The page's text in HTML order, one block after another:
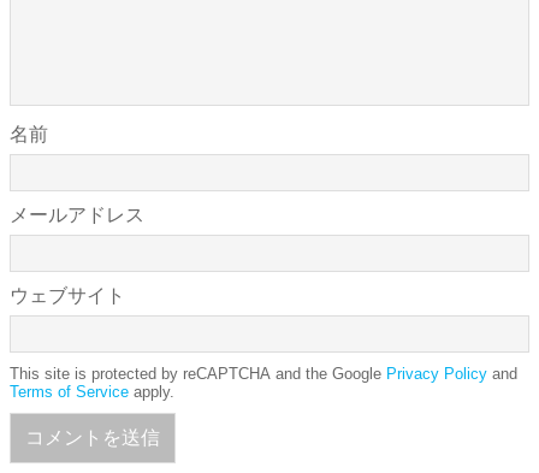
名前
メールアドレス
ウェブサイト
This site is protected by reCAPTCHA and the Google Privacy Policy and
Terms of Service apply.